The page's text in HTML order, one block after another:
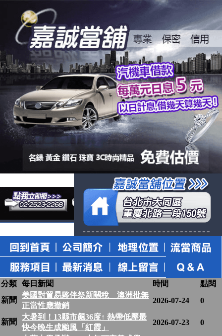
分類 每日新聞 時間
點閱
新聞
美國對貿易夥伴祭新關稅 澳洲批無
正當性應撤銷
2026-07-24 0
新聞
大暑到！13縣市飆36度↑ 熱帶低壓最
快今晚生成颱風「紅霞」
2026-07-23 0